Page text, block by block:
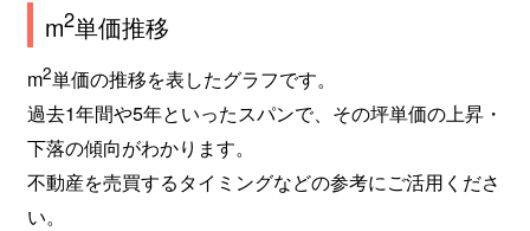
m2単価推移
m2単価の推移を表したグラフです。
過去1年間や5年といったスパンで、その坪単価の上昇・
下落の傾向がわかります。
不動産を売買するタイミングなどの参考にご活用くださ
い。